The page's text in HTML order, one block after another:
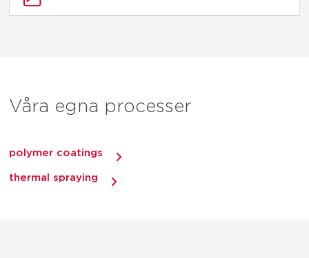
Våra egna processer
polymer coatings
thermal spraying